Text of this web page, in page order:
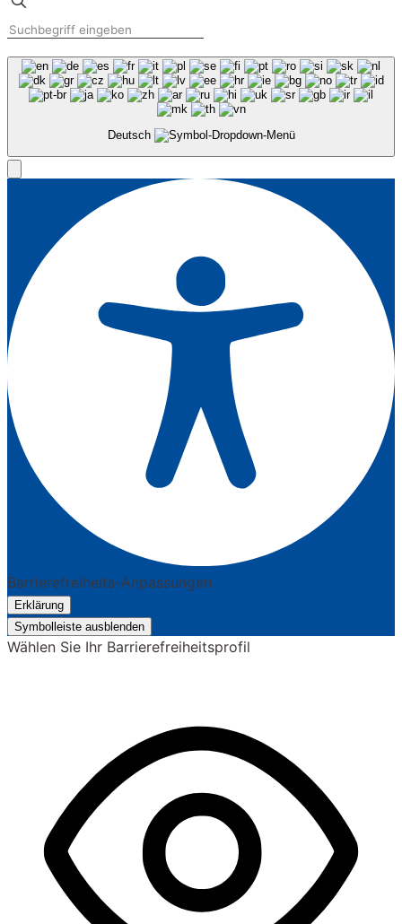
Deutsch
Barrierefreiheits-Anpassungen
Erklärung
Symbolleiste ausblenden
Wählen Sie Ihr Barrierefreiheitsprofil